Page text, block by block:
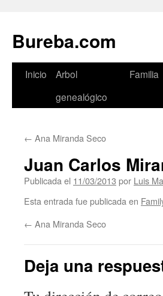
Bureba.com
Saltar
Inicio
Arbol
genealógico
Familia
← Ana Miranda Seco
Juan Carlos
Publicada el 11/03/2013 por Luis
Esta entrada fue publicada en
← Ana Miranda Seco
Deja una